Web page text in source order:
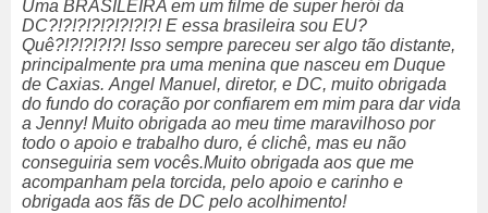
Uma BRASILEIRA em um filme de super herói da
DC?!?!?!?!?!?!?!?! E essa brasileira sou EU?
Quê?!?!?!?!?! Isso sempre pareceu ser algo tão distante,
principalmente pra uma menina que nasceu em Duque
de Caxias. Angel Manuel, diretor, e DC, muito obrigada
do fundo do coração por confiarem em mim para dar vida
a Jenny! Muito obrigada ao meu time maravilhoso por
todo o apoio e trabalho duro, é clichê, mas eu não
conseguiria sem vocês.Muito obrigada aos que me
acompanham pela torcida, pelo apoio e carinho e
obrigada aos fãs de DC pelo acolhimento!